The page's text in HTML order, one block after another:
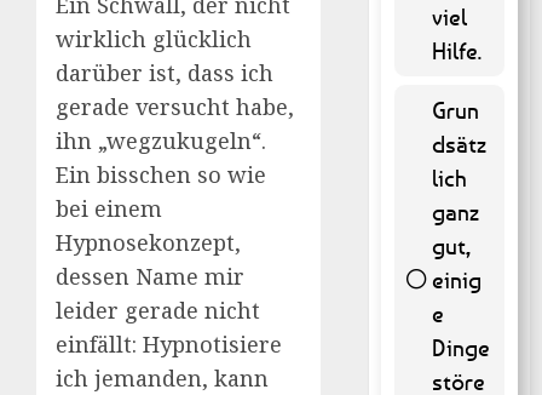
wirklich glücklich
darüber ist, dass ich
gerade versucht habe,
ihn „wegzukugeln“.
Ein bisschen so wie
bei einem
Hypnosekonzept,
dessen Name mir
leider gerade nicht
einfällt: Hypnotisiere
ich jemanden, kann
viel
Hilfe.
Grun
dsätz
lich
ganz
gut,
einig
e
Dinge
störe
45 ( 9.11
% )